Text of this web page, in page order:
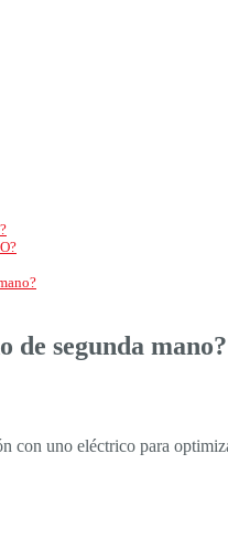
de segunda mano?
uno eléctrico para